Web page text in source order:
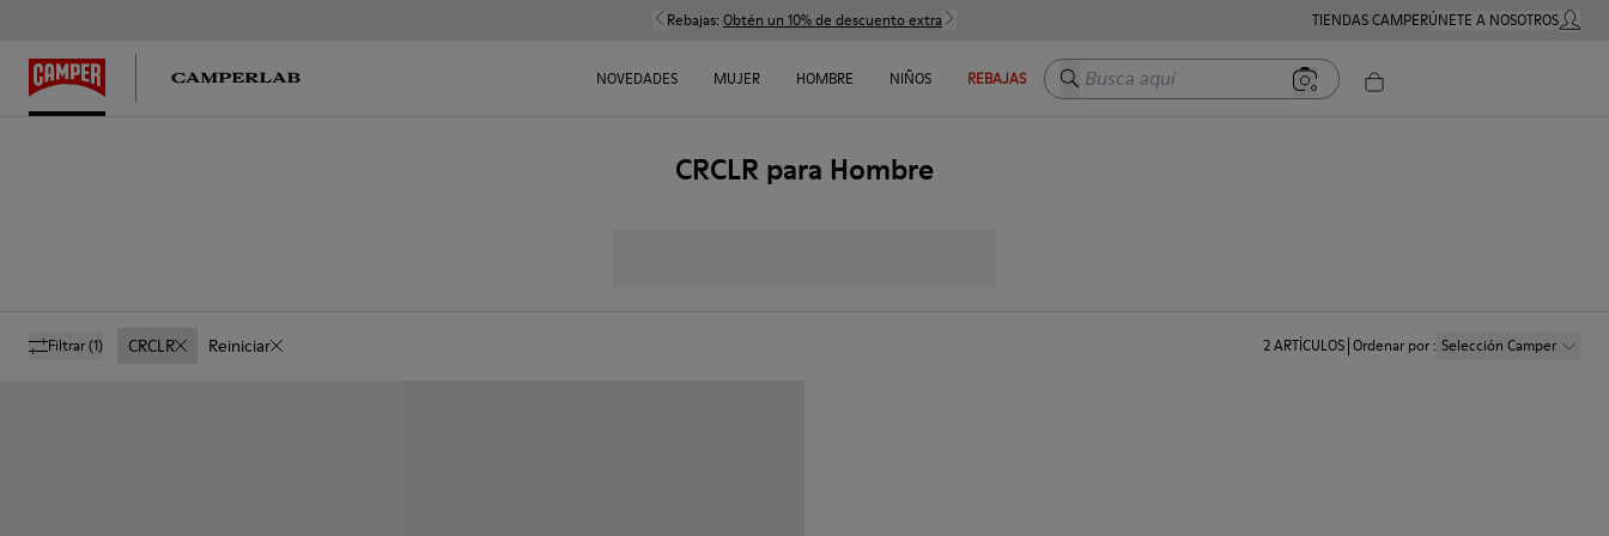
Rebajas: Obtén un 10% de descuento extra TIENDAS CAMPERÚNETE A NOSOTROSMI
NOVEDADES MUJER HOMBRE NIÑOS REBAJAS Busca aquí
CRCLR para Hombre
Filtrar(1) CRCLR Reiniciar 2ARTÍCULOS Ordenar por: Selección Camper